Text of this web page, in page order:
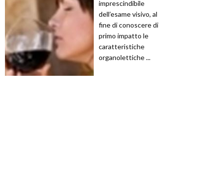
imprescindibile
dell’esame visivo, al
fine di conoscere di
primo impatto le
caratteristiche
organolettiche ...